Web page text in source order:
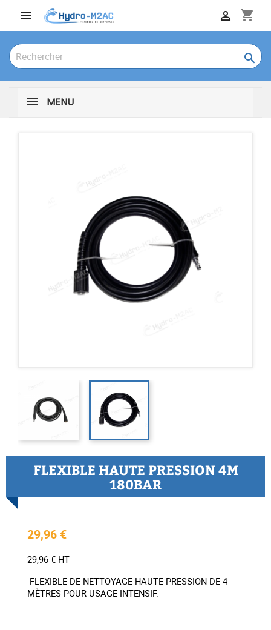
 shopping_cart


MENU
FLEXIBLE HAUTE PRESSION 4M
180BAR
29,96 €
29,96 € HT
FLEXIBLE DE NETTOYAGE HAUTE PRESSION DE 4
MÈTRES POUR USAGE INTENSIF.